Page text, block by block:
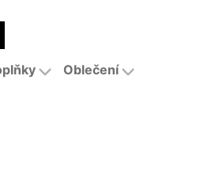
Oblečení